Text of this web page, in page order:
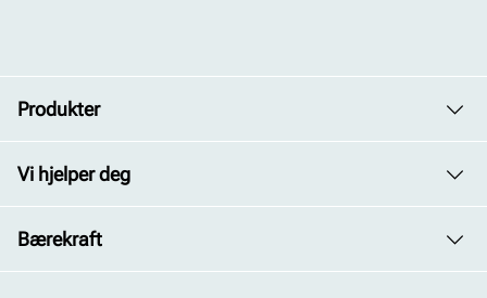
Produkter
Dame
Herre
Barn
Vi hjelper deg
Avdelinger
Kontakt oss
Bærekraft